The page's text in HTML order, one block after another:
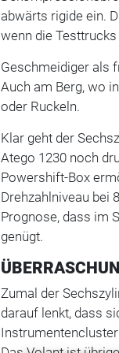
abwärts rigide ein.
wenn die
Geschmeidiger als
Auch am Berg, wo
oder Ruckeln.
Klar geht der
Atego 1230 noch
Powershift-Box
Drehzahlniveau bei
Prognose, dass im
genügt.
Zumal der
darauf lenkt, dass